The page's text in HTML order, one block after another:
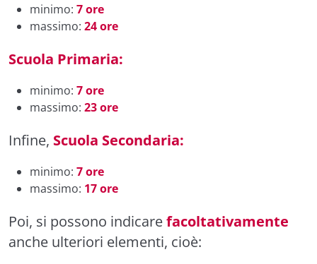
minimo: 7 ore
massimo: 24 ore
Scuola Primaria:
minimo: 7 ore
massimo: 23 ore
Infine, Scuola Secondaria:
minimo: 7 ore
massimo: 17 ore
Poi, si possono indicarefacoltativamente
anche ulteriori elementi, cioè: